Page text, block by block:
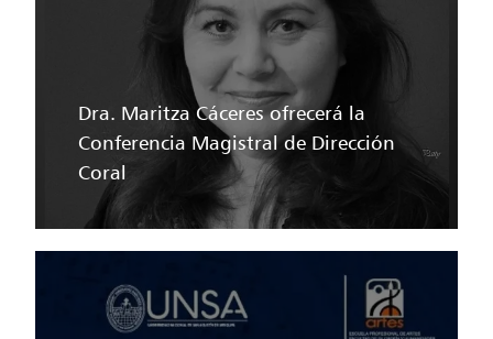
Dra. Maritza Cáceres ofrecerá la
Conferencia Magistral de Dirección
Coral